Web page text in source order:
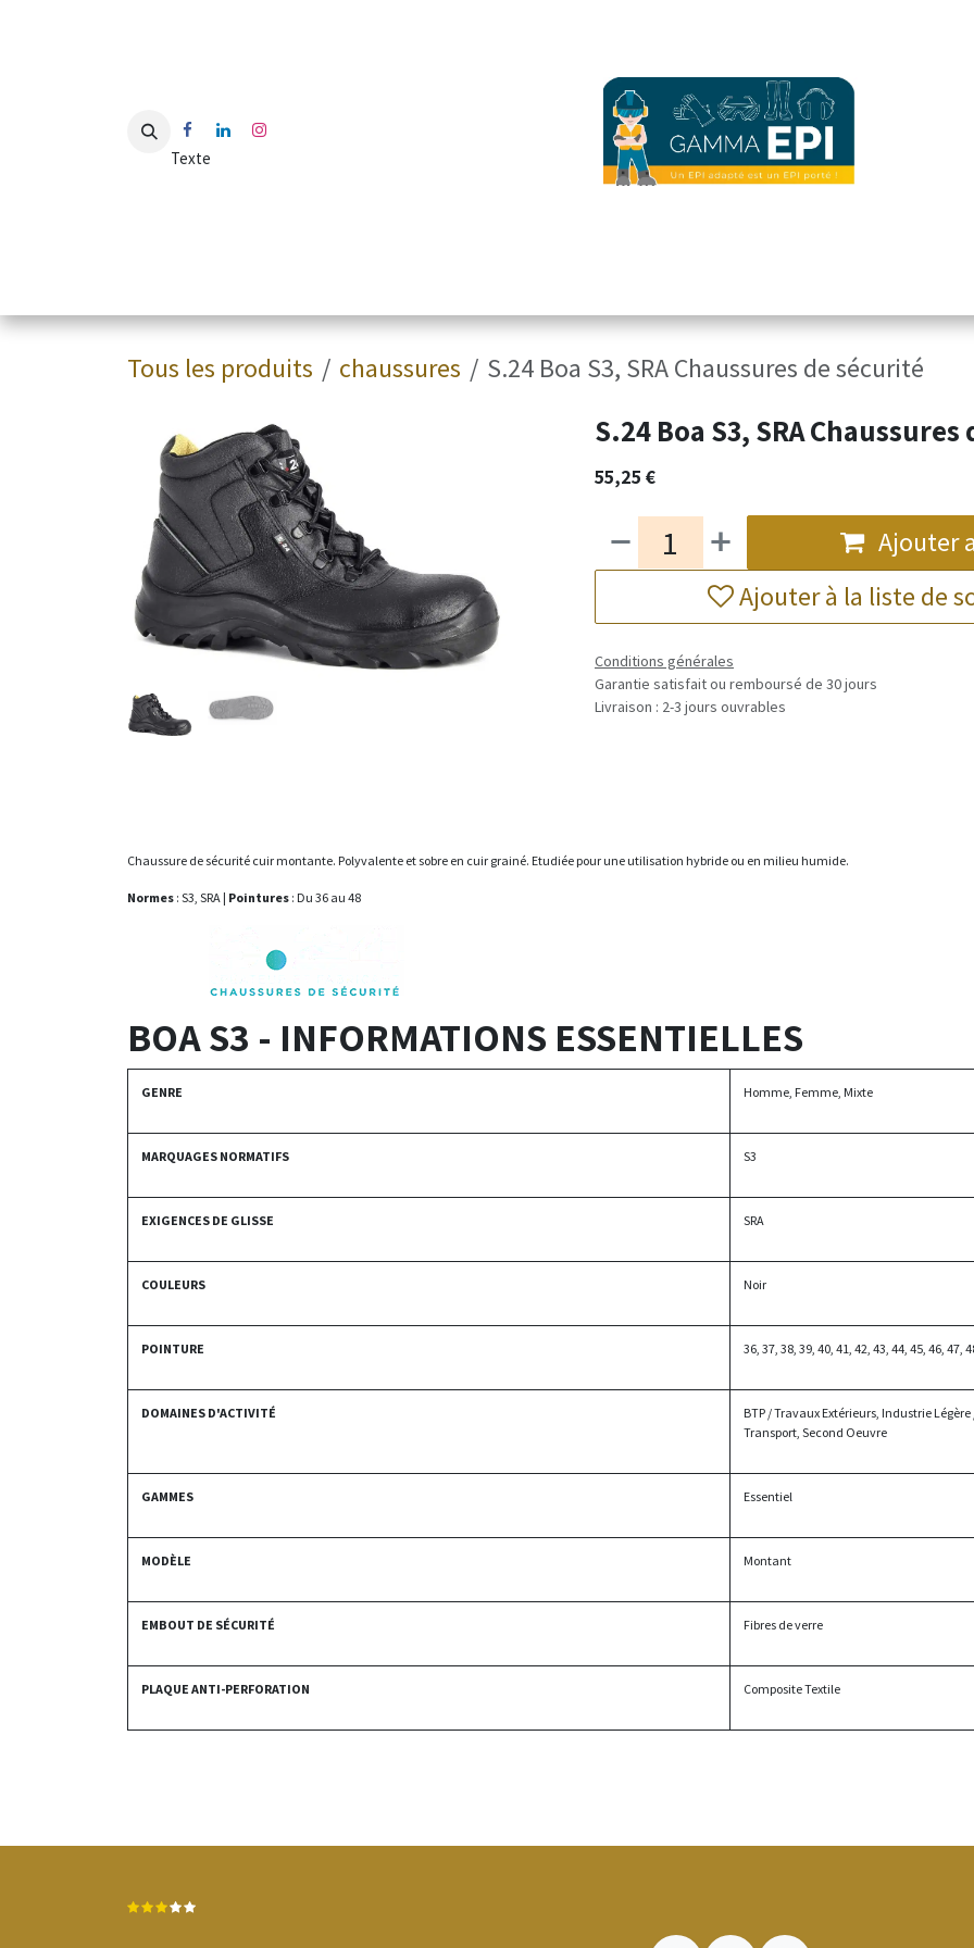
Texte
Tous les produits chaussures S.24 Boa S3, SRA Chaussures de sécurité
S.24 Boa S3, SRA
55,25 €
Ajouter
Ajouter à la liste de
Conditions générales
Garantie satisfait ou remboursé de 30 jours
Livraison : 2-3 jours ouvrables
Chaussure de sécurité cuir montante. Polyvalente et sobre en cuir grainé. Etudiée pour une utilisation hybride ou en milieu humide.
Normes : S3, SRA | Pointures : Du 36 au 48
BOA S3 - INFORMATIONS ESSENTIELLES
GENRE Homme, Femme, Mixte
MARQUAGES NORMATIFS S3
EXIGENCES DE GLISSE SRA
COULEURS Noir
POINTURE 36, 37, 38, 39, 40, 41, 42, 43, 44, 45, 46, 47,
DOMAINES D'ACTIVITÉ
BTP / Travaux Extérieurs, Industrie
Transport, Second Oeuvre
GAMMES Essentiel
MODÈLE Montant
EMBOUT DE SÉCURITÉ Fibres de verre
PLAQUE ANTI-PERFORATION Composite Textile